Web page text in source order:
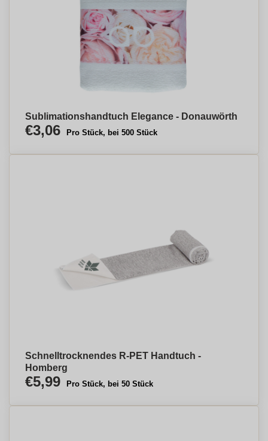
Sublimationshandtuch Elegance - Donauwörth
€3,06 Pro Stück, bei 500 Stück
Schnelltrocknendes R-PET Handtuch -
Homberg
€5,99 Pro Stück, bei 50 Stück